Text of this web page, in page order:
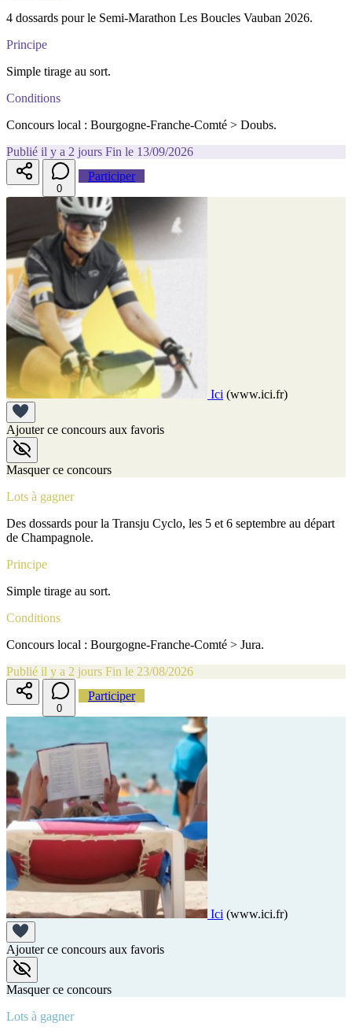
4 dossards pour le Semi-Marathon Les Boucles Vauban 2026.
Principe
Simple tirage au sort.
Conditions
Concours local : Bourgogne-Franche-Comté > Doubs.
Publié il y a 2 jours Fin le 13/09/2026
0
Participer
Ici (www.ici.fr)
Ajouter ce concours aux favoris
Masquer ce concours
Lots à gagner
Des dossards pour la Transju Cyclo, les 5 et 6 septembre au départ
de Champagnole.
Principe
Simple tirage au sort.
Conditions
Concours local : Bourgogne-Franche-Comté > Jura.
Publié il y a 2 jours Fin le 23/08/2026
0
Participer
Ici (www.ici.fr)
Ajouter ce concours aux favoris
Masquer ce concours
Lots à gagner